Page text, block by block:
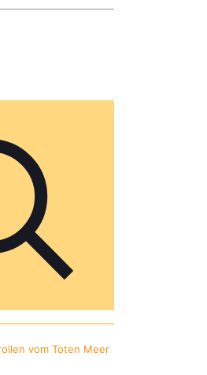
vom Toten Meer